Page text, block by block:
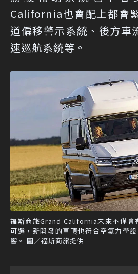
California也會配上都會
道偏移警示系統、後方車
速巡航系統等。
福斯商旅Grand California未來不僅會
可選，新開發的車頂也符合空氣力學
響。 圖／福斯商旅提供